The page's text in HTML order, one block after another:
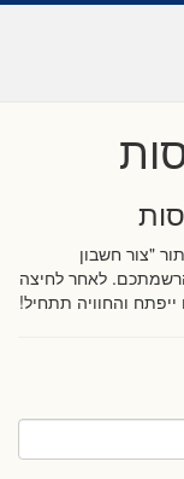
"צור חשבון
לאחר לחיצה
והחוויה תתחיל!